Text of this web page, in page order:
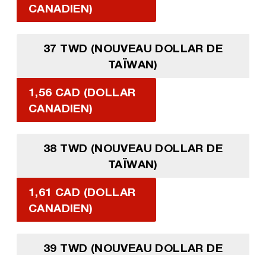
CANADIEN)
37 TWD (NOUVEAU DOLLAR DE
TAÏWAN)
1,56 CAD (DOLLAR
CANADIEN)
38 TWD (NOUVEAU DOLLAR DE
TAÏWAN)
1,61 CAD (DOLLAR
CANADIEN)
39 TWD (NOUVEAU DOLLAR DE